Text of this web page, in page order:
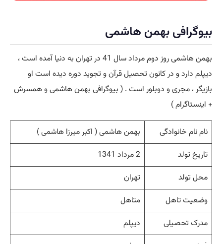
بیوگرافی بهمن هاشمی
بهمن هاشمی روز دوم مرداد سال 41 در تهران به دنیا آمده است ،
دیپلم دارد و در کانون تحصیل قرآن و تجوید دوره دیده است او
بازیگر ، مجری و دوبلور است . ( بیوگرافی بهمن هاشمی و همسرش
+ اینستاگرام )
نام نام خانوادگی
بهمن هاشمی ( اکبر میرزا هاشمی )
تاریخ تولد
2 مرداد 1341
محل تولد
تهران
وضعیت تاهل
متاهل
مدرک تحصیلی
دیپلم